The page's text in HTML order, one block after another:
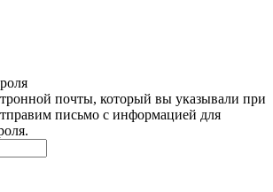
почты, который вы указывали при
письмо с информацией для